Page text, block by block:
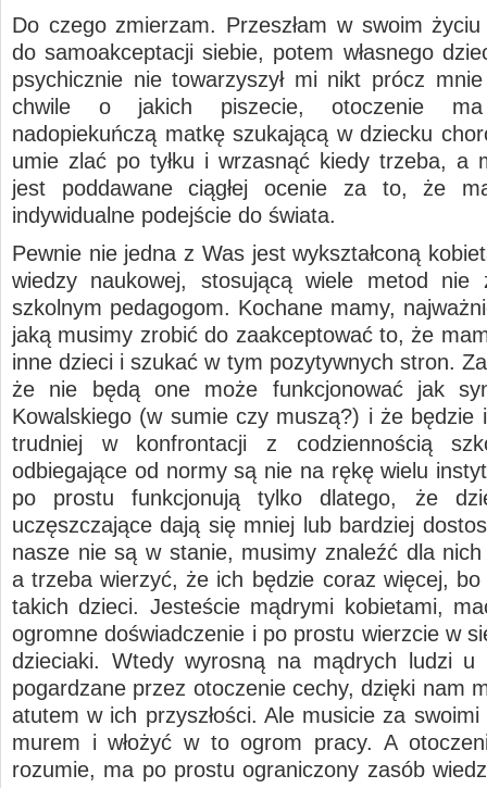
Do czego zmierzam. Przeszłam w swoim życiu
do samoakceptacji siebie, potem własnego
psychicznie nie towarzyszył mi nikt prócz mnie
chwile o jakich piszecie, otoczenie
nadopiekuńczą matkę szukającą w dziecku
umie zlać po tyłku i wrzasnąć kiedy trzeba, a
jest poddawane ciągłej ocenie za to, że
indywidualne podejście do świata.
Pewnie nie jedna z Was jest wykształconą
wiedzy naukowej, stosującą wiele metod nie
szkolnym pedagogom. Kochane mamy,
jaką musimy zrobić do zaakceptować to, że
inne dzieci i szukać w tym pozytywnych stron.
że nie będą one może funkcjonować jak
Kowalskiego (w sumie czy muszą?) i że będzie
trudniej w konfrontacji z codziennością
odbiegające od normy są nie na rękę wielu
po prostu funkcjonują tylko dlatego, że
uczęszczające dają się mniej lub bardziej
nasze nie są w stanie, musimy znaleźć dla
a trzeba wierzyć, że ich będzie coraz więcej, bo
takich dzieci. Jesteście mądrymi kobietami,
ogromne doświadczenie i po prostu wierzcie w
dzieciaki. Wtedy wyrosną na mądrych ludzi u
pogardzane przez otoczenie cechy, dzięki nam
atutem w ich przyszłości. Ale musicie za
murem i włożyć w to ogrom pracy. A
rozumie, ma po prostu ograniczony zasób